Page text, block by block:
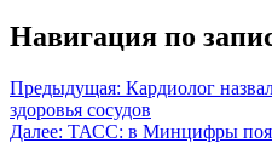
Навигация по
Предыдущая: Кардиолог
здоровья сосудов
Далее: ТАСС: в Минцифры